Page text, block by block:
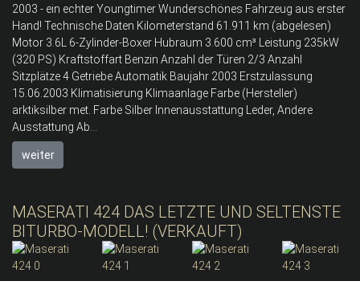
2003 - ein echter Youngtimer Wunderschönes Fahrzeug aus erster
Hand! Technische Daten Kilometerstand 61.911 km (abgelesen)
Motor 3.6L 6-Zylinder-Boxer Hubraum 3.600 cm³ Leistung 235kW
(320 PS) Kraftstoffart Benzin Anzahl der Türen 2/3 Anzahl
Sitzplätze 4 Getriebe Automatik Baujahr 2003 Erstzulassung
15.06.2003 Klimatisierung Klimaanlage Farbe (Hersteller)
arktiksilber met. Farbe Silber Innenausstattung Leder, Andere
Ausstattung Ab...
weiter
MASERATI 424 DAS LETZTE UND SELTENSTE
BITURBO-MODELL! (VERKAUFT)